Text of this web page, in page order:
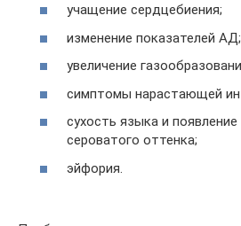
учащение сердцебиения;
изменение показателей АД;
увеличение
симптомы нарастающей
сухость языка и
сероватого оттенка;
эйфория.